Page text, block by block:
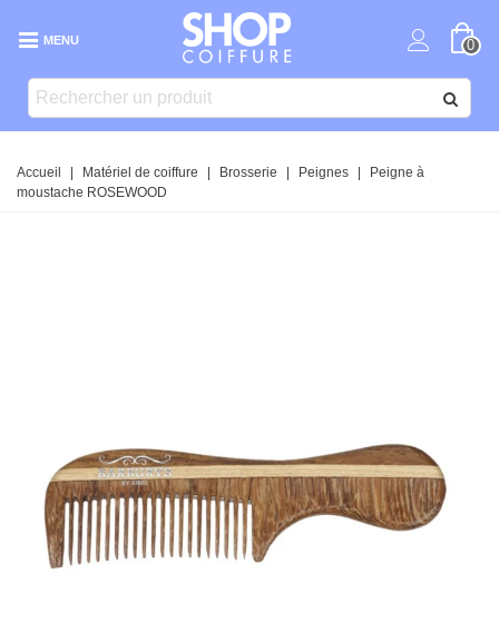
MENU 0
Accueil Matériel de coiffure Brosserie Peignes
Peigne à
moustache ROSEWOOD